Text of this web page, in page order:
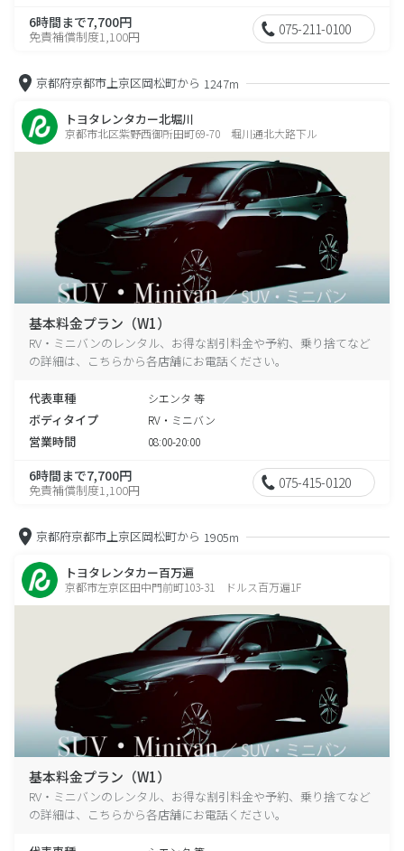
6時間まで7,700円
免責補償制度1,100円 075-211-0100
京都府京都市上京区岡松町から 1247m
トヨタレンタカー北堀川
京都市北区紫野西御所田町69-70 堀川通北大路下ル
基本料金プラン（W1）
RV・ミニバンのレンタル、お得な割引料金や予約、乗り捨てなど
の詳細は、こちらから各店舗にお電話ください。
代表車種 シエンタ 等
ボディタイプ RV・ミニバン
営業時間 08:00-20:00
6時間まで7,700円
免責補償制度1,100円 075-415-0120
京都府京都市上京区岡松町から 1905m
トヨタレンタカー百万遍
京都市左京区田中門前町103-31 ドルス百万遍1F
基本料金プラン（W1）
RV・ミニバンのレンタル、お得な割引料金や予約、乗り捨てなど
の詳細は、こちらから各店舗にお電話ください。